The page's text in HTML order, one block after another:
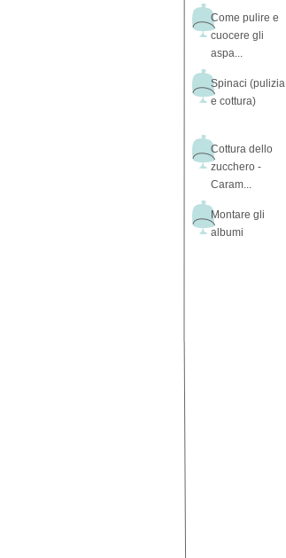
Come pulire e
cuocere gli
aspa...
Spinaci (pulizia
e cottura)
Cottura dello
zucchero -
Caram...
Montare gli
albumi